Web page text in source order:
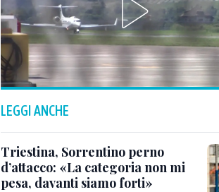
LEGGI ANCHE
Triestina, Sorrentino perno
d’attacco: «La categoria non mi
pesa, davanti siamo forti»